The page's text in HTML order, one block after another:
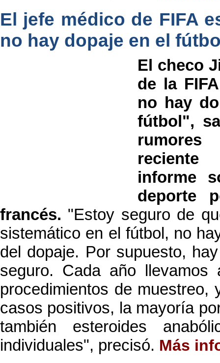
El jefe médico de FIFA
no hay dopaje en el
El checo
de la
no hay
fútbol",
informe
deporte
francés. "Estoy seguro de
sistemático en el fútbol, no
del dopaje. Por supuesto,
seguro. Cada año
procedimientos de
casos positivos, la mayoría
también esteroides
individuales", precisó. Más